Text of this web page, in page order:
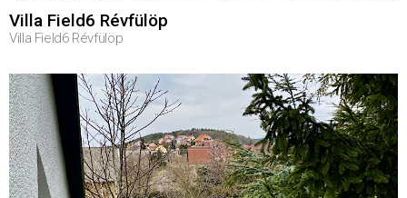
Villa Field6 Révfülöp
Villa Field6 Révfülöp